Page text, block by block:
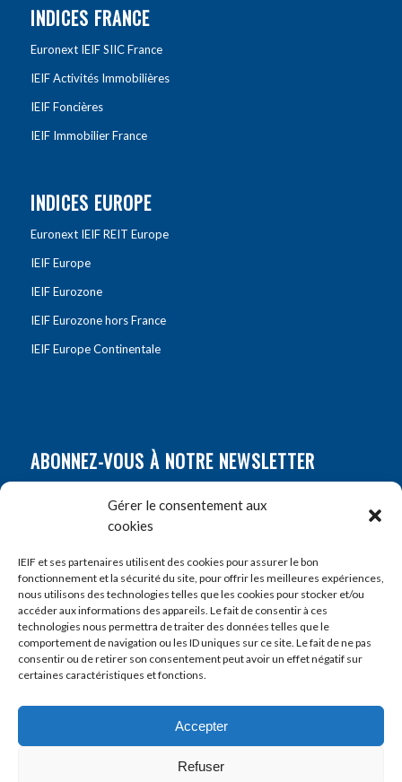
Gérer le consentement aux
cookies
IEIF et ses partenaires utilisent des cookies pour assurer le bon
fonctionnement et la sécurité du site, pour offrir les meilleures expériences,
nous utilisons des technologies telles que les cookies pour stocker et/ou
accéder aux informations des appareils. Le fait de consentir à ces
technologies nous permettra de traiter des données telles que le
comportement de navigation ou les ID uniques sur ce site. Le fait de ne pas
consentir ou de retirer son consentement peut avoir un effet négatif sur
certaines caractéristiques et fonctions.
Accepter
Refuser
INDICES FRANCE
Euronext IEIF SIIC France
IEIF Activités Immobilières
IEIF Foncières
IEIF Immobilier France
INDICES EUROPE
Euronext IEIF REIT Europe
IEIF Europe
IEIF Eurozone
IEIF Eurozone hors France
IEIF Europe Continentale
ABONNEZ-VOUS À NOTRE NEWSLETTER
Prénom*
E-mail*